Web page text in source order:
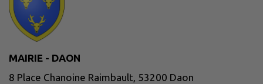
MAIRIE - DAON
8 Place Chanoine Raimbault, 53200 Daon